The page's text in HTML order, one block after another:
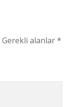
Gerekli alanlar*